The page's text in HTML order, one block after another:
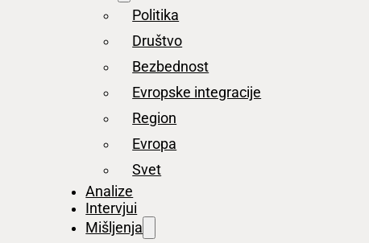
Politika
Društvo
Bezbednost
Evropske integracije
Region
Evropa
Svet
Analize
Intervjui
Mišljenja